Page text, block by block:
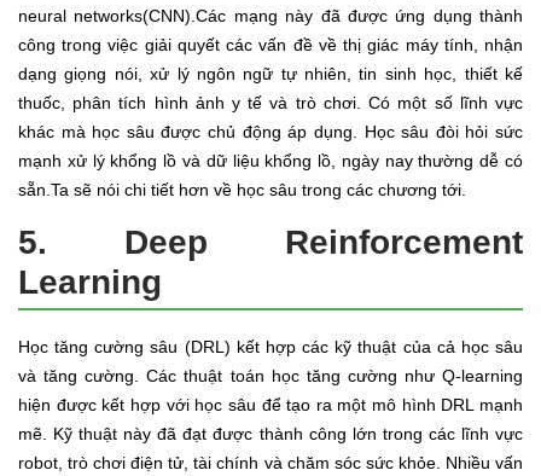
neural networks(CNN).Các mạng này đã được ứng dụng thành
công trong việc giải quyết các vấn đề về thị giác máy tính, nhận
dạng giọng nói, xử lý ngôn ngữ tự nhiên, tin sinh học, thiết kế
thuốc, phân tích hình ảnh y tế và trò chơi. Có một số lĩnh vực
khác mà học sâu được chủ động áp dụng. Học sâu đòi hỏi sức
mạnh xử lý khổng lồ và dữ liệu khổng lồ, ngày nay thường dễ có
sẵn.Ta sẽ nói chi tiết hơn về học sâu trong các chương tới.
5. Deep Reinforcement
Learning
Học tăng cường sâu (DRL) kết hợp các kỹ thuật của cả học sâu
và tăng cường. Các thuật toán học tăng cường như Q-learning
hiện được kết hợp với học sâu để tạo ra một mô hình DRL mạnh
mẽ. Kỹ thuật này đã đạt được thành công lớn trong các lĩnh vực
robot, trò chơi điện tử, tài chính và chăm sóc sức khỏe. Nhiều vấn